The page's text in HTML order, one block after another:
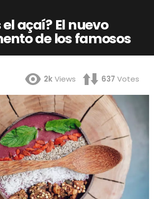
açaí? El nuevo
de los famosos
2kViews 637 Votes